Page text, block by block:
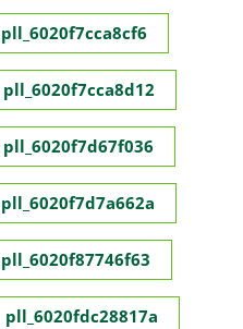
pll_6020f7cca8cf6
pll_6020f7cca8d12
pll_6020f7d67f036
pll_6020f7d7a662a
pll_6020f87746f63
pll_6020fdc28817a